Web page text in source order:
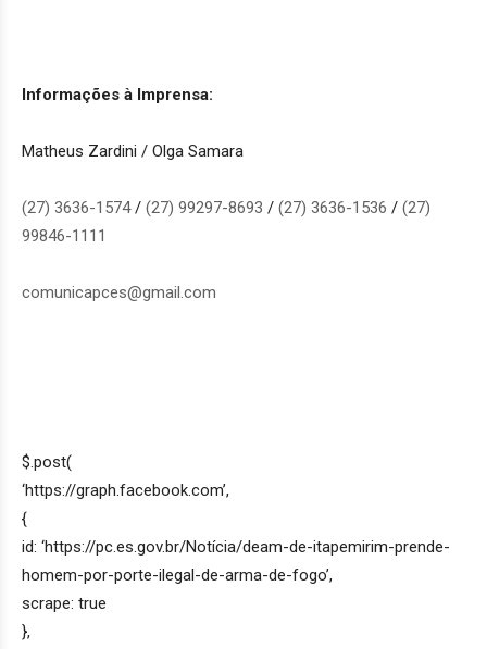
Informações à Imprensa:
Matheus Zardini / Olga Samara
(27) 3636-1574/ (27) 99297-8693 / (27) 3636-1536 / (27)
99846-1111
comunicapces@gmail.com
$.post(
‘https://graph.facebook.com’,
{
id: ‘https://pc.es.gov.br/Notícia/deam-de-itapemirim-prende-
homem-por-porte-ilegal-de-arma-de-fogo’,
scrape: true
},